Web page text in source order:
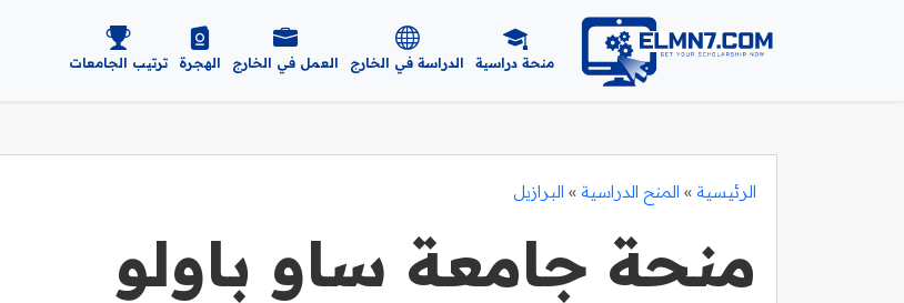
منحة دراسية الدراسة في الخارج العمل في الخارج الهجرة ترتيب الجامعات
الرئيسية » المنح الدراسية » البرازيل
منحة جامعة ساو باولو